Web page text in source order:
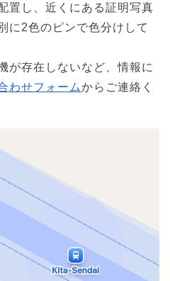
置し、近くにある証明写真
に2色のピンで色分けして
が存在しないなど、情報に
わせフォームからご連絡く